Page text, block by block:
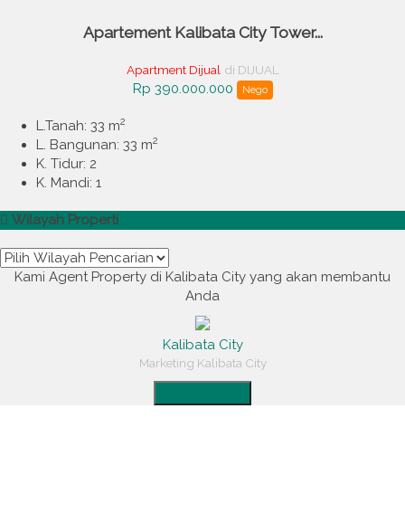
Apartement Kalibata City Tower...
Apartment Dijual di DIJUAL
Rp 390.000.000 Nego
L.Tanah: 33 m2
L. Bangunan: 33 m2
K. Tidur: 2
K. Mandi: 1
Wilayah Properti
Kami Agent Property di Kalibata City yang akan membantu
Anda
Kalibata City
Marketing Kalibata City